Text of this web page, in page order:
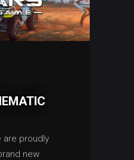
are proudly
new